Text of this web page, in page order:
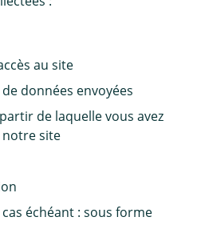
au site
données envoyées
de laquelle vous avez
notre site
cas échéant : sous forme